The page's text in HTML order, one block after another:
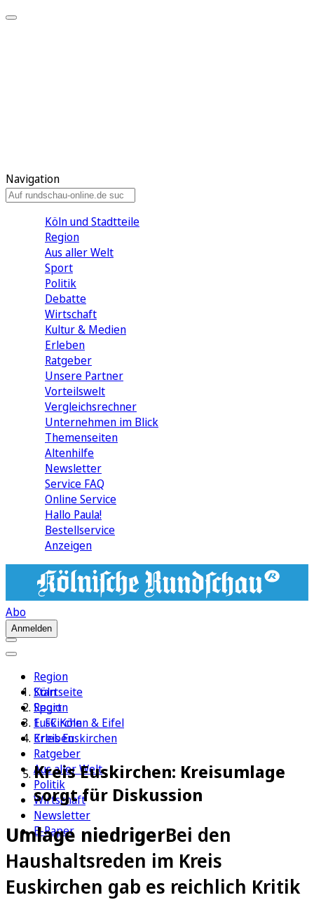
Navigation
Köln und Stadtteile
Region
Aus aller Welt
Sport
Politik
Debatte
Wirtschaft
Kultur & Medien
Erleben
Ratgeber
Unsere Partner
Vorteilswelt
Vergleichsrechner
Unternehmen im Blick
Themenseiten
Altenhilfe
Newsletter
Service FAQ
Online Service
Hallo Paula!
Bestellservice
Anzeigen
Abo
Anmelden
Region
Köln
Sport
1. FC Köln
Erleben
Ratgeber
Aus aller Welt
Politik
Wirtschaft
Newsletter
E-Paper
Startseite
Region
Euskirchen & Eifel
Kreis Euskirchen
Kreis Euskirchen: Kreisumlage
sorgt für Diskussion
Umlage niedrigerBei den
Haushaltsreden im Kreis
Euskirchen gab es reichlich Kritik